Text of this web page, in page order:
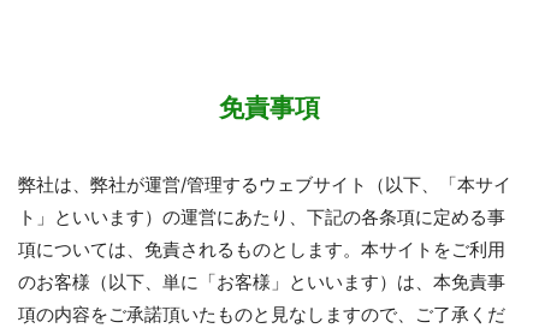
免責事項
弊社は、弊社が運営/管理するウェブサイト（以下、「本サイ
ト」といいます）の運営にあたり、下記の各条項に定める事
項については、免責されるものとします。本サイトをご利用
のお客様（以下、単に「お客様」といいます）は、本免責事
項の内容をご承諾頂いたものと見なしますので、ご了承くだ